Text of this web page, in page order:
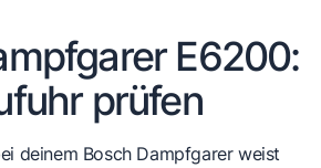
E6200:
prüfen
deinem Bosch Dampfgarer weist